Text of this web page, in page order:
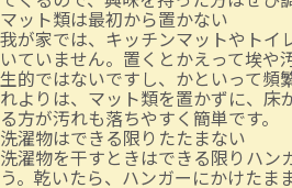
マット類は最初から置かない
我が家では、キッチンマットやトイ
いていません。置くとかえって埃や
生的ではないですし、かといって頻
れよりは、マット類を置かずに、床
る方が汚れも落ちやすく簡単です。
洗濯物はできる限りたたまない
洗濯物を干すときはできる限りハン
う。乾いたら、ハンガーにかけたま